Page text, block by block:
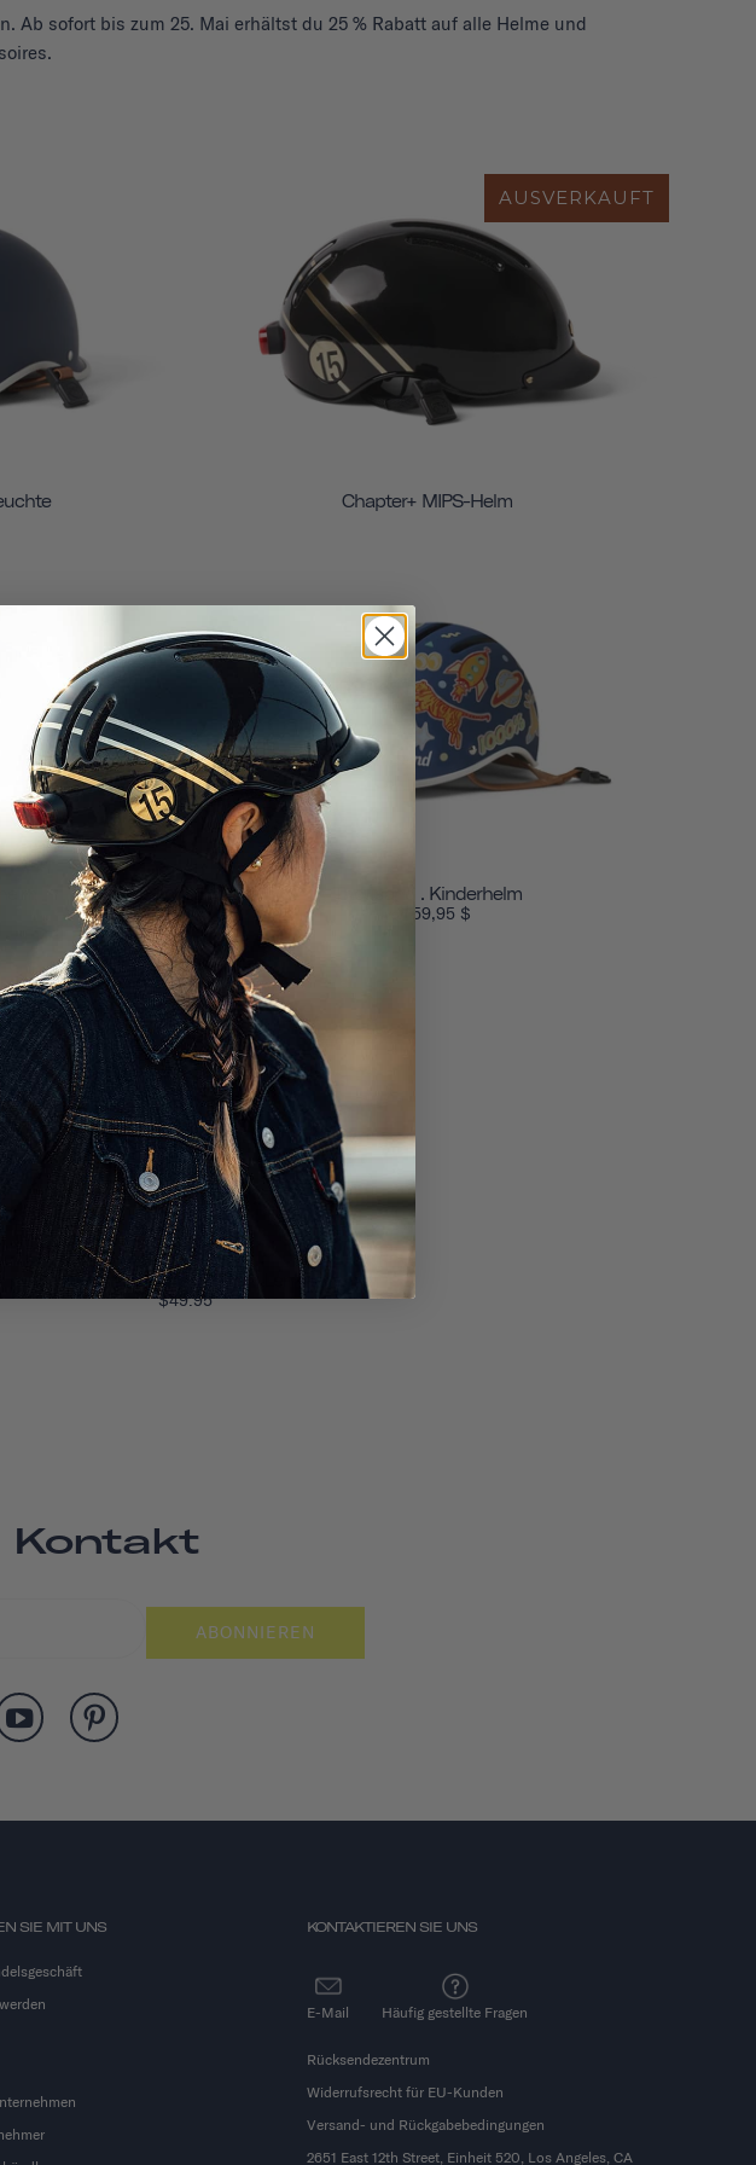
Ab sofort bis zum 25. Mai erhältst du 25 % Rabatt auf alle Helme und
AUSVERKAUFT
Chapter+ MIPS-Helm
Thousand . Kinderhelm
59,95 $
Umhängetasche Für Den Lenker
$49.95
Kontakt
ABONNIEREN
SIE MIT UNS KONTAKTIEREN SIE UNS
E-Mail Häufig gestellte Fragen
Rücksendezentrum
Widerrufsrecht für EU-Kunden
Versand- und Rückgabebedingungen
2651 East 12th Street, Einheit 520, Los Angeles, CA